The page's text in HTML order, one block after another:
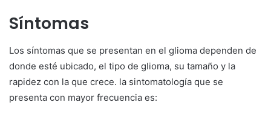
Síntomas
Los síntomas que se presentan en el glioma dependen de
donde esté ubicado, el tipo de glioma, su tamaño y la
rapidez con la que crece. la sintomatología que se
presenta con mayor frecuencia es: